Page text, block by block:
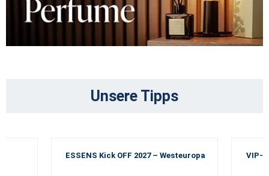
Unsere Tipps
ESSENS Kick OFF 2027 – Westeuropa VIP-